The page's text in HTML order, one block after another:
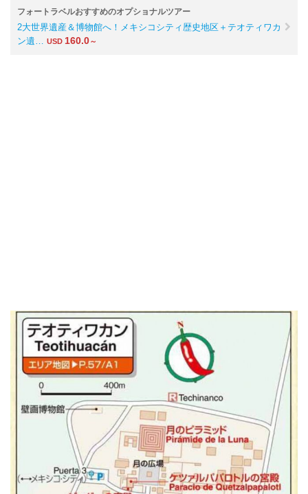
フォートラベルおすすめのオプショナルツアー
2大世界遺産＆博物館へ！メキシコシティ歴史地区＋テオティワカ
ン遺… USD 160.0～